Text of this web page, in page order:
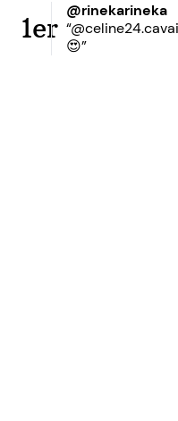
1er
@rinekarineka
😍”